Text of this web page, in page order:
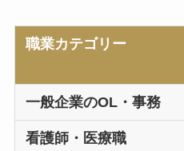
職業カテゴリー
一般企業のOL・事務
看護師・医療職